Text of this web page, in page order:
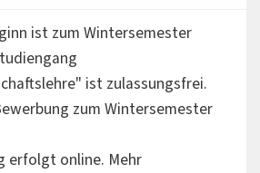
ist zum Wintersemester
ist zulassungsfrei.
zum Wintersemester
erfolgt online. Mehr